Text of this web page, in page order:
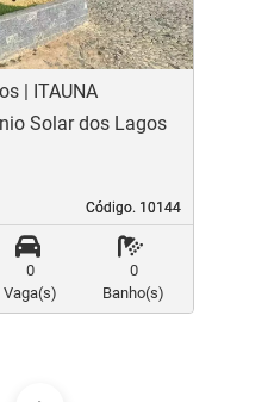
| ITAUNA
Código. 10144
Código. 10144
Solar dos Lagos
0
Vaga(s)
0
Banho(s)